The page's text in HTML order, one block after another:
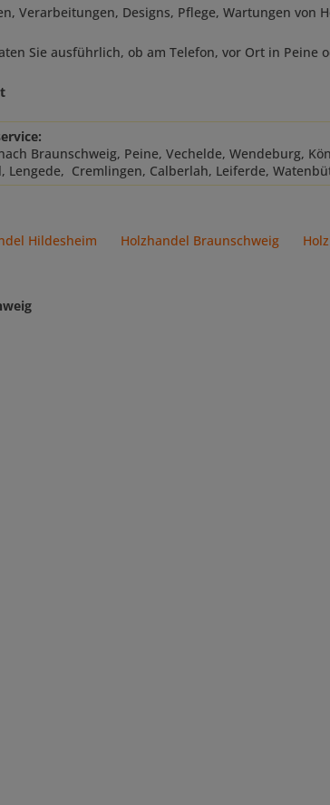
Verarbeitungen, Designs, Pflege, Wartungen von
Sie ausführlich, ob am Telefon, vor Ort in Peine
Braunschweig, Peine, Vechelde, Wendeburg,
Cremlingen, Calberlah, Leiferde,
Hildesheim Holzhandel Braunschweig